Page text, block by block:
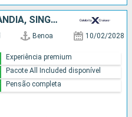
INDONESIA, MALÁSIA, TAILÃNDIA, SINGAPURA
Benoa 10/02/2028
Experiência premium
Pacote All Included disponível
Pensão completa